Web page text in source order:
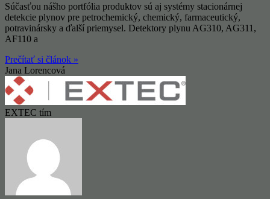
Súčasťou nášho portfólia produktov sú aj systémy stacionárnej
detekcie plynov pre petrochemický, chemický, farmaceutický,
potravinársky a ďalší priemysel. Detektory plynu AG310, AG311,
AF110 a
Prečítať si článok »
Jana Lorencová
EXTEC tím